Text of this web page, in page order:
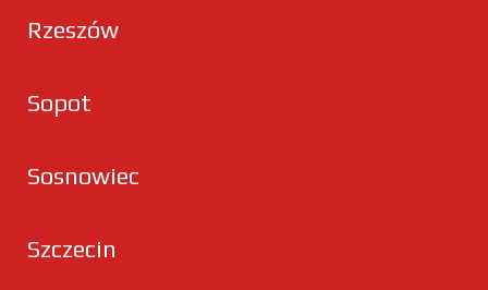
Rzeszów
Sopot
Sosnowiec
Szczecin